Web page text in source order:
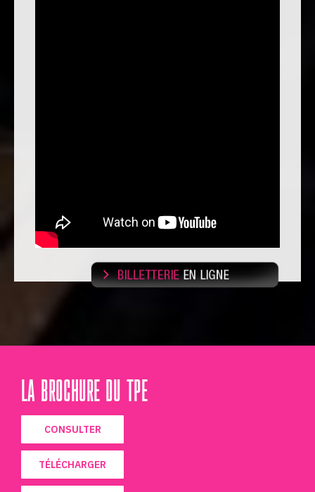
LA BROCHURE DU TPE
CONSULTER
TÉLÉCHARGER